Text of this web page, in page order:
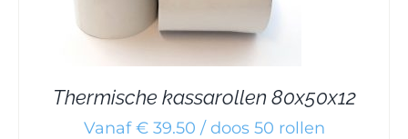
Thermische kassarollen 80x50x12
Vanaf € 39.50 / doos 50 rollen